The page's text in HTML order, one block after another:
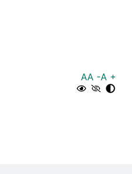
AA -A +